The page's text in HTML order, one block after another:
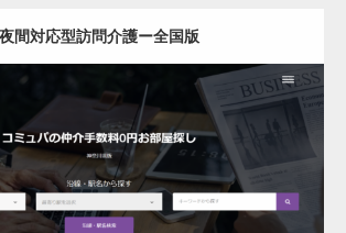
夜間対応型訪問介護ー全国版
更新日： 2023.03.08
夜間対応型訪問介護